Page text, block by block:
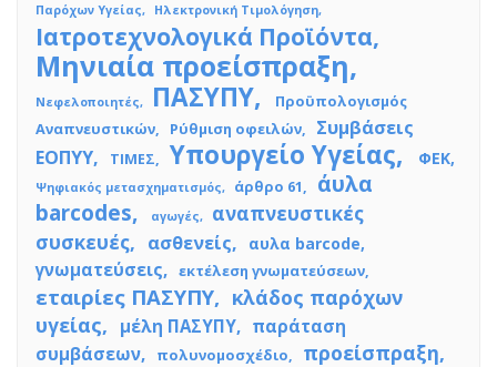
Παρόχων Υγείας
Ηλεκτρονική Τιμολόγηση
Ιατροτεχνολογικά Προϊόντα
Μηνιαία προείσπραξη
Νεφελοποιητές ΠΑΣΥΠΥ
Προϋπολογισμός
Αναπνευστικών
Ρύθμιση οφειλών
Συμβάσεις
ΕΟΠΥΥ
ΤΙΜΕΣ Υπουργείο Υγείας ΦΕΚ
Ψηφιακός μετασχηματισμός άρθρο 61
άυλα
barcodes
αγωγές
αναπνευστικές
συσκευές
ασθενείς αυλα barcode
γνωματεύσεις εκτέλεση γνωματεύσεων
εταιρίες ΠΑΣΥΠΥ
κλάδος παρόχων
υγείας
μέλη ΠΑΣΥΠΥ
παράταση
συμβάσεων
πολυνομοσχέδιο προείσπραξη